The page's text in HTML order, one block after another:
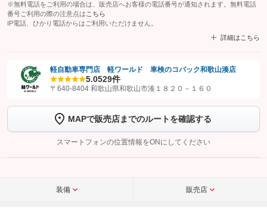
※無料電話をご利用の場合は、販売店へお客様の電話番号が通知されます。無料電話
番号ご利用の際の注意点は こちら
IP電話、ひかり電話からはご利用いただけません。
詳細はこちら
【STEP1】
認証画面でグーネットを友だち追加してから「許可する」ボタンを押
トーク画面で
ボタンをタップして問い合わせを
完了してください。
こちら
軽自動車専門店 軽ワールド 車検のコバック和歌山湊店
5.0529件
〒640-8404 和歌山県和歌山市湊１８２０－１６０
MAPで販売店までのルートを確認する
スマートフォンの位置情報をONにしてください
装備 販売店